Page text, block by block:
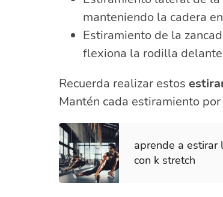
manteniendo la cadera
Estiramiento de la
flexiona la rodilla
Recuerda realizar estos
Mantén cada estiramiento
aprende a estirar
con k stretch